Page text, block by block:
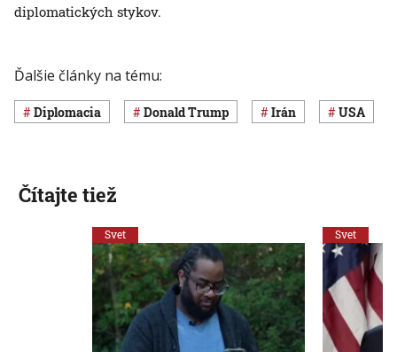
diplomatických stykov.
Ďalšie články na tému:
diplomacia Donald Trump Irán USA
Čítajte tiež
Svet Svet